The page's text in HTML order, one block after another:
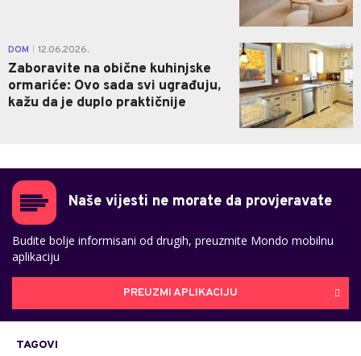
DOM 12.06.2026.
Zaboravite na obične kuhinjske
ormariće: Ovo sada svi ugrađuju,
kažu da je duplo praktičnije
0
Naše vijesti ne morate da provjeravate
Budite bolje informisani od drugih, preuzmite Mondo mobilnu
aplikaciju
PREUZMI APLIKACIJU
TAGOVI